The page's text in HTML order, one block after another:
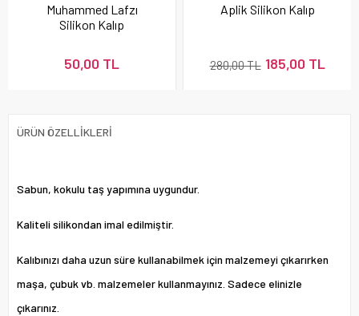
Muhammed Lafzı
Silikon Kalıp
50,00 TL
Aplik Silikon Kalıp
185,00 TL
280,00 TL
ÜRÜN ÖZELLIKLERI
Sabun, kokulu taş yapımına uygundur.
Kaliteli silikondan imal edilmiştir.
Kalıbınızı daha uzun süre kullanabilmek için malzemeyi çıkarırken
maşa, çubuk vb. malzemeler kullanmayınız. Sadece elinizle
çıkarınız.